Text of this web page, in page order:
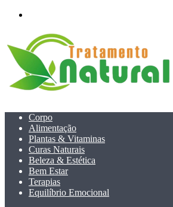
Corpo
Alimentação
Plantas & Vitaminas
Curas Naturais
Beleza & Estética
Bem Estar
Terapias
Equilíbrio Emocional